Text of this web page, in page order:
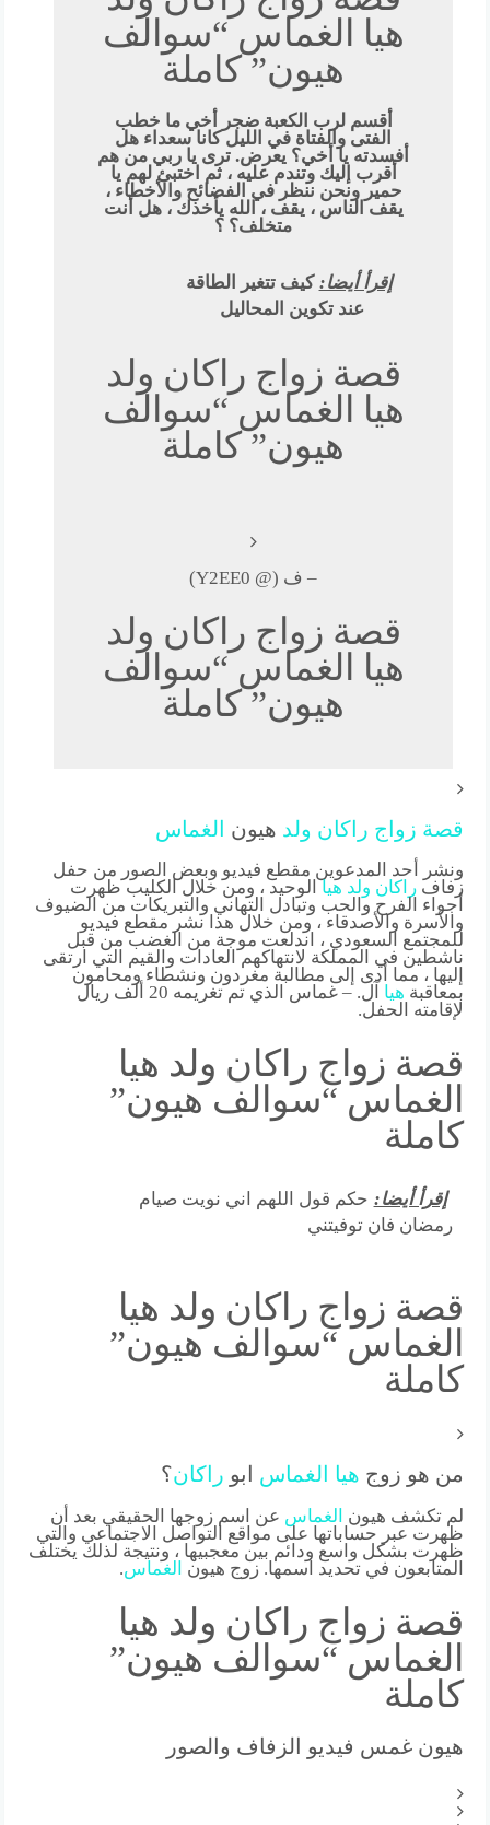
هيا الغماس “سوالف
هيون” كاملة
أقسم لرب الكعبة ضجر أخي ما خطب
الفتى والفتاة في الليل كانا سعداء هل
أفسدته يا أخي؟ يعرض. ترى يا ربي من هم
أقرب إليك وتندم عليه ، ثم اختبئ لهم يا
حمير ونحن ننظر في الفضائح والأخطاء ،
يقف الناس ، يقف ، الله يأخذك ، هل أنت
متخلف؟ ؟
إقرأ أيضا: كيف تتغير الطاقة
عند تكوين المحاليل
قصة زواج راكان ولد
هيا الغماس “سوالف
هيون” كاملة
– ف (@ Y2EE0)
قصة زواج راكان ولد
هيا الغماس “سوالف
هيون” كاملة
قصة زواج راكان ولد هيون الغماس
ونشر أحد المدعوين مقطع فيديو وبعض الصور من حفل
زفافراكان ولد هيا الوحيد ، ومن خلال الكليب ظهرت
أجواء الفرح والحب وتبادل التهاني والتبريكات من الضيوف
والأسرة والأصدقاء ، ومن خلال هذا نشر مقطع فيديو
للمجتمع السعودي ، اندلعت موجة من الغضب من قبل
ناشطين في المملكة لانتهاكهم العادات والقيم التي ارتقى
إليها ، مما أدى إلى مطالبة مغردون ونشطاء ومحامون
بمعاقبة هيا
آل. – غماس الذي تم تغريمه 20 ألف ريال
لإقامته الحفل.
قصة زواج راكان ولد هيا
الغماس “سوالف هيون”
كاملة
إقرأ أيضا: حكم قول اللهم اني نويت صيام
رمضان فان توفيتني
قصة زواج راكان ولد هيا
الغماس “سوالف هيون”
كاملة
من هو زوج هيا الغماس ابو راكان؟
لم تكشف هيون الغماس عن اسم زوجها الحقيقي بعد أن
ظهرت عبر حساباتها على مواقع التواصل الاجتماعي والتي
ظهرت بشكل واسع ودائم بين معجبيها ، ونتيجة لذلك يختلف
المتابعون في تحديد اسمها. زوج هيون
الغماس
قصة زواج راكان ولد هيا
الغماس “سوالف هيون”
كاملة
هيون غمس فيديو الزفاف والصور